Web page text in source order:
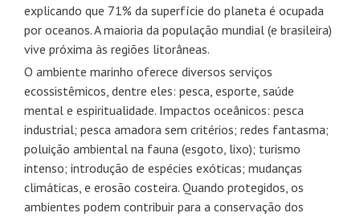
explicando que 71% da superfície do planeta é ocupada
por oceanos. A maioria da população mundial (e brasileira)
vive próxima às regiões litorâneas.
O ambiente marinho oferece diversos serviços
ecossistêmicos, dentre eles: pesca, esporte, saúde
mental e espiritualidade. Impactos oceânicos: pesca
industrial; pesca amadora sem critérios; redes fantasma;
poluição ambiental na fauna (esgoto, lixo); turismo
intenso; introdução de espécies exóticas; mudanças
climáticas, e erosão costeira. Quando protegidos, os
ambientes podem contribuir para a conservação dos